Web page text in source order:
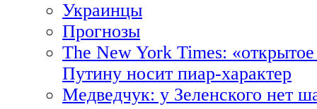
Украинцы
Прогнозы
The New York Times:
Путину носит пиар-характер
Медведчук: у Зеленского нет